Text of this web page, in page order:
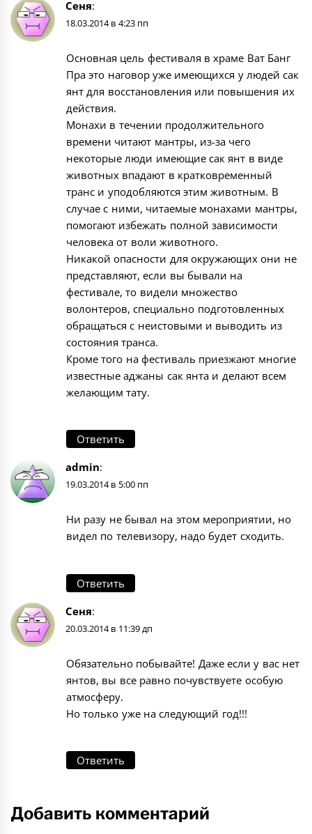
Сеня:
18.03.2014 в 4:23 пп
Основная цель фестиваля в храме Ват Банг
Пра это наговор уже имеющихся у людей сак
янт для восстановления или повышения их
действия.
Монахи в течении продолжительного
времени читают мантры, из-за чего
некоторые люди имеющие сак янт в виде
животных впадают в кратковременный
транс и уподобляются этим животным. В
случае с ними, читаемые монахами мантры,
помогают избежать полной зависимости
человека от воли животного.
Никакой опасности для окружающих они не
представляют, если вы бывали на
фестивале, то видели множество
волонтеров, специально подготовленных
обращаться с неистовыми и выводить из
состояния транса.
Кроме того на фестиваль приезжают многие
известные аджаны сак янта и делают всем
желающим тату.
Ответить
admin:
19.03.2014 в 5:00 пп
Ни разу не бывал на этом мероприятии, но
видел по телевизору, надо будет сходить.
Ответить
Сеня:
20.03.2014 в 11:39 дп
Обязательно побывайте! Даже если у вас нет
янтов, вы все равно почувствуете особую
атмосферу.
Но только уже на следующий год!!!
Ответить
Добавить комментарий